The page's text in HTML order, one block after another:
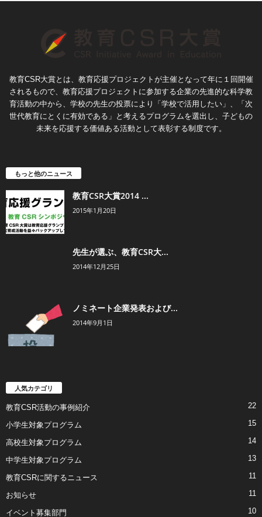
教育CSR大賞とは、教育応援プロジェクトが主催となって年に１回開催
されるもので、教育応援プロジェクトに参加する企業の先進的な科学教
育活動の中から、学校の先生の投票により「学校で活用したい」、「次
世代教育にとくに有効である」と考えるプログラムを選出し、子どもの
未来を応援する価値ある活動として表彰する制度です。
もっと他のニュース
教育CSR大賞2014 ...
2015年1月20日
先生が選ぶ、教育CSR大...
2014年12月25日
ノミネート企業発表および...
2014年9月1日
人気カテゴリ
教育CSR活動の事例紹介 22
小学生対象プログラム 15
高校生対象プログラム 14
中学生対象プログラム 13
教育CSRに関するニュース 11
お知らせ 11
イベント募集部門 10